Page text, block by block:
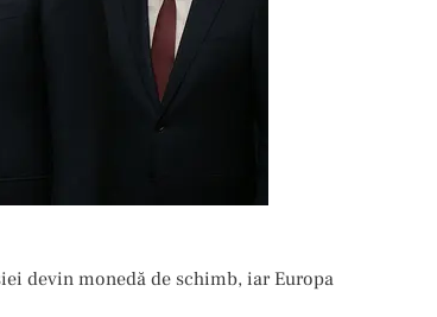
devin monedă de schimb, iar Europa